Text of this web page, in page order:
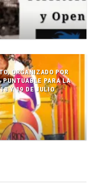
ORGANIZADO POR
PARA LA
Y 19 DE JULIO